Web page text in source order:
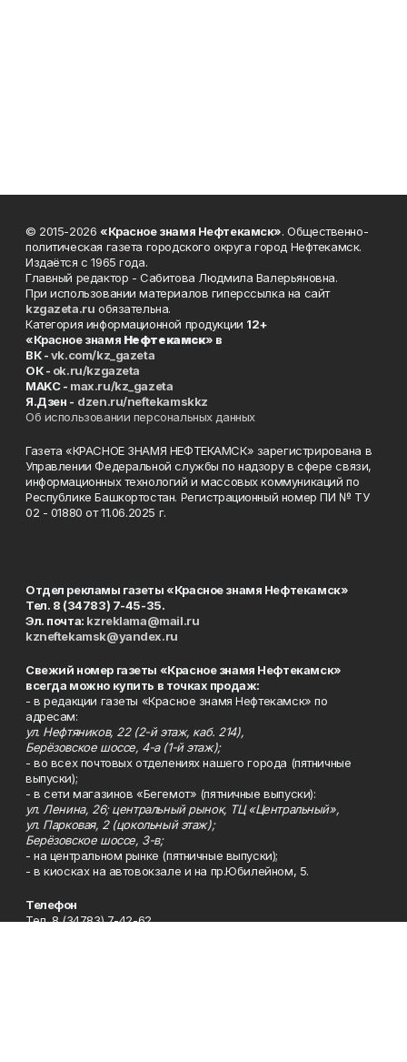
© 2015-2026 «Красное знамя Нефтекамск». Общественно-
политическая газета городского округа город Нефтекамск.
Издаётся с 1965 года.
Главный редактор - Сабитова Людмила Валерьяновна.
При использовании материалов гиперссылка на сайт
kzgazeta.ru обязательна.
Категория информационной продукции 12+
«Красное знамя Нефтекамск» в
ВК -vk.com/kz_gazeta
ОК - ok.ru/kzgazeta
MAKC - max.ru/kz_gazeta
Я.Дзен - dzen.ru/neftekamskkz
Об использовании персональных данных
Газета «КРАСНОЕ ЗНАМЯ НЕФТЕКАМСК» зарегистрирована в
Управлении Федеральной службы по надзору в сфере связи,
информационных технологий и массовых коммуникаций по
Республике Башкортостан. Регистрационный номер ПИ № ТУ
02 - 01880 от 11.06.2025 г.
Отдел рекламы газеты «Красное знамя Нефтекамск»
Тел. 8 (34783) 7-45-35.
Эл. почта: kzreklama@mail.ru
kzneftekamsk@yandex.ru
Свежий номер газеты «Красное знамя Нефтекамск»
всегда можно купить в точках продаж:
- в редакции газеты «Красное знамя Нефтекамск» по
адресам:
ул. Нефтяников, 22 (2-й этаж, каб. 214),
Берёзовское шоссе, 4-а (1-й этаж);
- во всех почтовых отделениях нашего города (пятничные
выпуски);
- в сети магазинов «Бегемот» (пятничные выпуски):
ул. Ленина, 26; центральный рынок, ТЦ «Центральный»,
ул. Парковая, 2 (цокольный этаж);
Берёзовское шоссе, 3-в;
- на центральном рынке (пятничные выпуски);
- в киосках на автовокзале и на пр.Юбилейном, 5.
Телефон
Тел. 8 (34783) 7-42-62.